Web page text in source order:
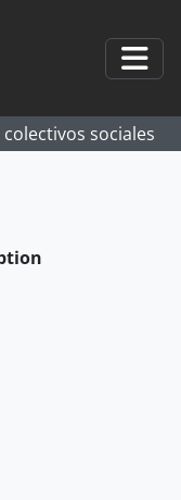
sociales